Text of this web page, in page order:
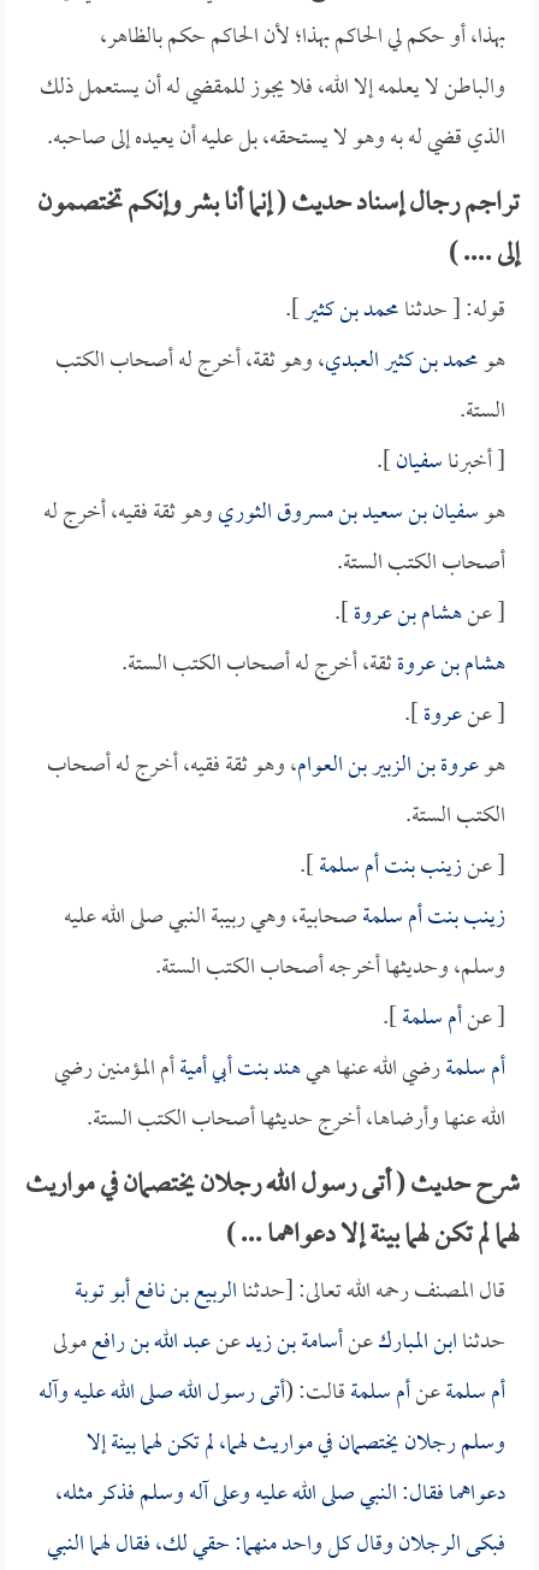
بهذا، أو حكم لي الحاكم بهذا؛ لأن الحاكم حكم بالظاهر،
والباطن لا يعلمه إلا الله، فلا يجوز للمقضي له أن يستعمل ذلك
الذي قضي له به وهو لا يستحقه، بل عليه أن يعيده إلى صاحبه.
تراجم رجال إسناد حديث ( إنما أنا بشر وإنكم تختصمون
إلى .... )
قوله: [ حدثنامحمد بن كثير].
هومحمد بن كثير العبدي، وهو ثقة، أخرج له أصحاب الكتب
الستة.
[ أخبرناسفيان].
هوسفيان بن سعيد بن مسروق الثوريوهو ثقة فقيه، أخرج له
أصحاب الكتب الستة.
[ عنهشام بن عروة].
هشام بن عروةثقة، أخرج له أصحاب الكتب الستة.
[ عنعروة].
هوعروة بن الزبير بن العوام، وهو ثقة فقيه، أخرج له أصحاب
الكتب الستة.
[ عنزينب بنت أم سلمة].
زينب بنت أم سلمةصحابية، وهي ربيبة النبي صلى الله عليه
وسلم، وحديثها أخرجه أصحاب الكتب الستة.
[ عنأم سلمة].
أم سلمةرضي الله عنها هيهند بنت أبي أميةأم المؤمنين رضي
الله عنها وأرضاها، أخرج حديثها أصحاب الكتب الستة.
شرح حديث ( أتى رسول الله رجلان يختصمان في مواريث
لهما لم تكن لهما بينة إلا دعواهما ... )
قال المصنف رحمه الله تعالى: [حدثناالربيع بن نافع أبو توبة
حدثناابن المباركعنأسامة بن زيدعنعبد الله بن رافعمولى
أم سلمةعنأم سلمةقالت: (أتى رسول الله صلى الله عليه وآله
وسلم رجلان يختصمان في مواريث لهما، لم تكن لهما بينة إلا
دعواهما فقال: النبي صلى الله عليه وعلى آله وسلم فذكر مثله،
فبكى الرجلان وقال كل واحد منهما: حقي لك، فقال لهما النبي